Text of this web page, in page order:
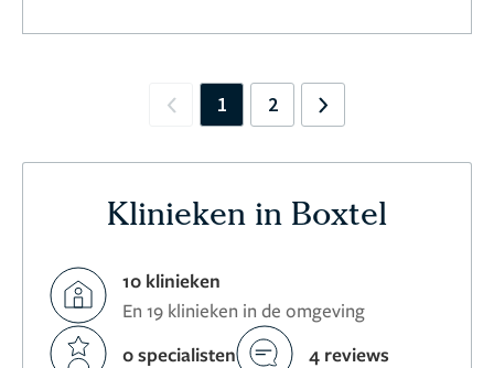
Previous
1 2 Next
Klinieken in Boxtel
10 klinieken
En 19 klinieken in de omgeving
0 specialisten
4 reviews